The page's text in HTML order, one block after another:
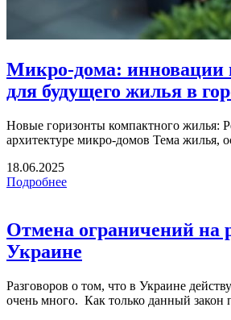
Микро-дома: инновации
для будущего жилья в
Новые горизонты компактного жилья:
архитектуре микро-домов Тема жилья,
18.06.2025
Подробнее
Отмена ограничений на
Украине
Разговоров о том, что в Украине
очень много. Как только данный закон